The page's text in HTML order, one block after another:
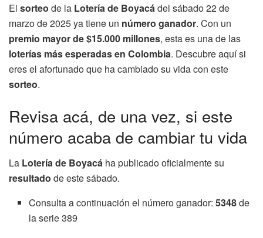
El sorteo de la Lotería de Boyacádel sábado 22 de
marzo de 2025 ya tiene un número ganador. Con un
premio mayor de $15.000 millones, esta es una de las
loterías más esperadas en Colombia. Descubre aquí si
eres el afortunado que ha cambiado su vida con este
sorteo.
Revisa acá, de una vez, si este
número acaba de cambiar tu vida
La Lotería de Boyacá ha publicado oficialmente su
resultado de este sábado.
Consulta a continuación el número ganador:5348de
la serie 389